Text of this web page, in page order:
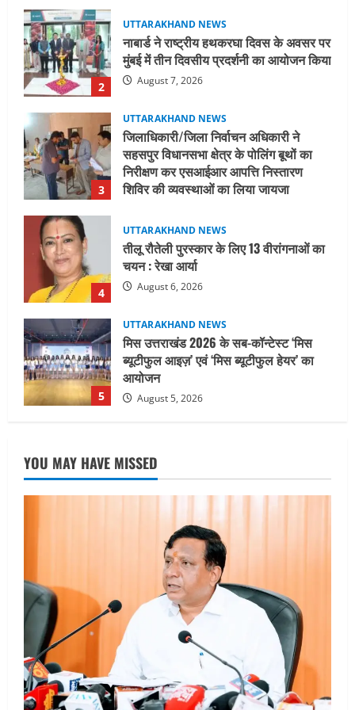
3
जिलाधिकारी/जिला निर्वाचन अधिकारी ने
सहसपुर विधानसभा क्षेत्र के पोलिंग बूथों का
निरीक्षण कर एसआईआर आपत्ति निस्तारण
शिविर की व्यवस्थाओं का लिया जायजा
4
UTTARAKHAND NEWS
तीलू रौतेली पुरस्कार के लिए 13 वीरांगनाओं का
चयन : रेखा आर्या
August 6, 2026
5
मिस उत्तराखंड 2026 के सब-कॉन्टेस्ट ‘मिस
ब्यूटीफुल आइज़’ एवं ‘मिस ब्यूटीफुल हेयर’ का
आयोजन
August 5, 2026
1
UTTARAKHAND NEWS
धामी कैबिनेट ने लिए कई महत्वपूर्ण निर्णय, अब
सामान्य वर्ग के पशुपालकों को भी गाय एवं भैंस
खरीद पर मिलेगा अनुदान, मजदूरी संहिता
नियमावली-2026 को मिली मंजूरी
2
नाबार्ड ने राष्ट्रीय हथकरघा दिवस के अवसर पर
मुंबई में तीन दिवसीय प्रदर्शनी का आयोजन किया
August 7, 2026
3
UTTARAKHAND NEWS
जिलाधिकारी/जिला निर्वाचन अधिकारी ने
सहसपुर विधानसभा क्षेत्र के पोलिंग बूथों का
निरीक्षण कर एसआईआर आपत्ति निस्तारण
शिविर की व्यवस्थाओं का लिया जायजा
August 6, 2026
4
UTTARAKHAND NEWS
तीलू रौतेली पुरस्कार के लिए 13 वीरांगनाओं का
चयन : रेखा आर्या
August 6, 2026
YOU MAY HAVE MISSED